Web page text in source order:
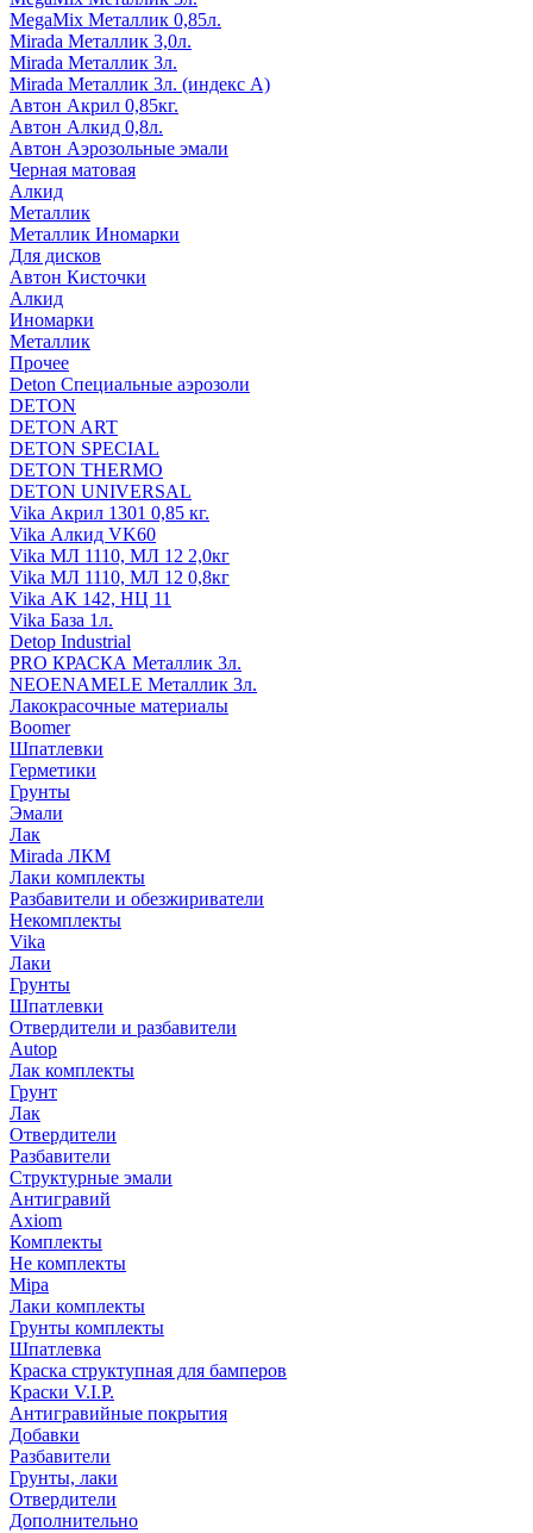
MegaMix Металлик 0,85л.
Mirada Металлик 3,0л.
Mirada Металлик 3л.
Mirada Металлик 3л. (индекс А)
Автон Акрил 0,85кг.
Автон Алкид 0,8л.
Автон Аэрозольные эмали
Черная матовая
Алкид
Металлик
Металлик Иномарки
Для дисков
Автон Кисточки
Алкид
Иномарки
Металлик
Прочее
Deton Специальные аэрозоли
DETON
DETON ART
DETON SPECIAL
DETON THERMO
DETON UNIVERSAL
Vika Акрил 1301 0,85 кг.
Vika Алкид VK60
Vika МЛ 1110, МЛ 12 2,0кг
Vika МЛ 1110, МЛ 12 0,8кг
Vika АК 142, НЦ 11
Vika База 1л.
Detop Industrial
PRO КРАСКА Металлик 3л.
NEOENAMELE Металлик 3л.
Лакокрасочные материалы
Boomer
Шпатлевки
Герметики
Грунты
Эмали
Лак
Mirada ЛКМ
Лаки комплекты
Разбавители и обезжириватели
Некомплекты
Vika
Лаки
Грунты
Шпатлевки
Отвердители и разбавители
Autop
Лак комплекты
Грунт
Лак
Отвердители
Разбавители
Структурные эмали
Антигравий
Axiom
Комплекты
Не комплекты
Mipa
Лаки комплекты
Грунты комплекты
Шпатлевка
Краска структупная для бамперов
Краски V.I.P.
Антигравийные покрытия
Добавки
Разбавители
Грунты, лаки
Отвердители
Дополнительно